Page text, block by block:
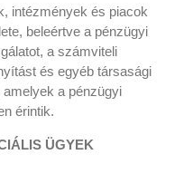
intézmények és piacok
beleértve a pénzügyi
a számviteli
és egyéb társasági
a pénzügyi
érintik.
ÜGYEK